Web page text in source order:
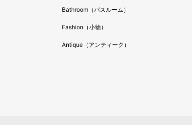
Bathroom（バスルーム）
Fashion（小物）
Antique（アンティーク）